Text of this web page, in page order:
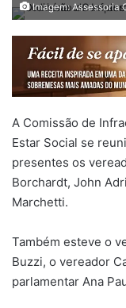
Imagem: Assessoria
A Comissão de
Estar Social se
presentes os
Borchardt, John
Marchetti.
Também esteve o
Buzzi, o vereador
parlamentar Ana